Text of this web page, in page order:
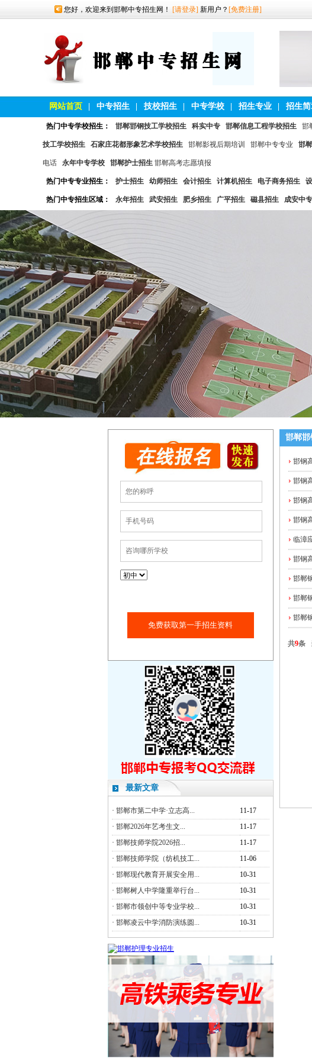
您好，欢迎来到邯郸中专招生网！ [请登录] 新用户？ [免费注册]
网站首页 中专招生 技校招生 中专学校 招生专业 招生简
热门中专学校招生： 邯郸邯钢技工学校招生 科实中专 邯郸信息工程学校招生 邯
技工学校招生 石家庄花都形象艺术学校招生 邯郸影视后期培训 邯郸中专专业 邯
电话 永年中专学校 邯郸护士招生 邯郸高考志愿填报
热门中专专业招生： 护士招生 幼师招生 会计招生 计算机招生 电子商务招生
热门中专招生区域： 永年招生 武安招生 肥乡招生 广平招生 磁县招生 成安中
免费获取第一手招生资料
最新文章
· 邯郸市第二中学·立志高...
11-17
· 邯郸2026年艺考生文...
11-17
· 邯郸技师学院2026招...
11-17
· 邯郸技师学院（纺机技工...
11-06
· 邯郸现代教育开展安全用...
10-31
· 邯郸树人中学隆重举行台...
10-31
· 邯郸市领创中等专业学校...
10-31
· 邯郸凌云中学消防演练圆... 10-31
邯郸
邯钢
邯钢
邯钢
邯钢
临漳
邯钢
邯郸
邯郸
邯郸
共9条